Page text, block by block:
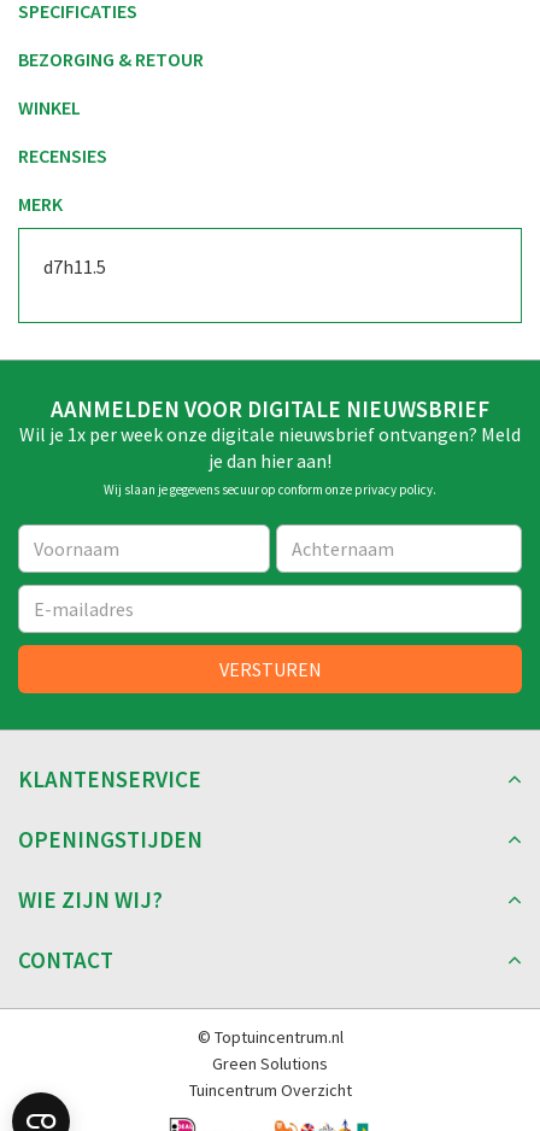
SPECIFICATIES
BEZORGING & RETOUR
WINKEL
RECENSIES
MERK
d7h11.5
AANMELDEN VOOR DIGITALE NIEUWSBRIEF
Wil je 1x per week onze digitale nieuwsbrief ontvangen? Meld
je dan hier aan!
Wij slaan je gegevens secuur op conform onze privacy policy.
KLANTENSERVICE
OPENINGSTIJDEN
WIE ZIJN WIJ?
CONTACT
© Toptuincentrum.nl
Green Solutions
Tuincentrum Overzicht